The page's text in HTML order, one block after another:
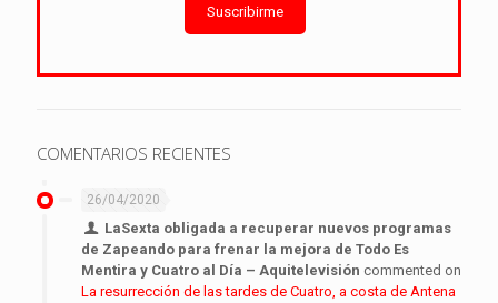
Suscribirme
COMENTARIOS RECIENTES
26/04/2020
LaSexta obligada a recuperar nuevos programas
de Zapeando para frenar la mejora de Todo Es
Mentira y Cuatro al Día – Aquitelevisión commented on
La resurrección de las tardes de Cuatro, a costa de Antena